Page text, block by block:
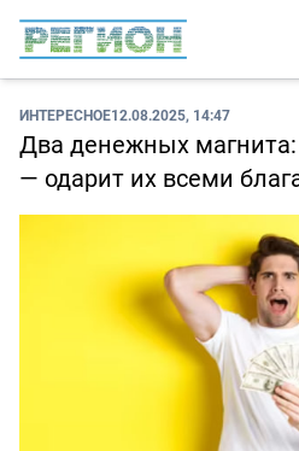
ИНТЕРЕСНОЕ12.08.2025, 14:47
Два денежных магнита:
— одарит их всеми